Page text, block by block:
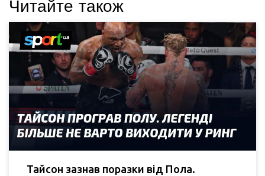
Читайте також
Тайсон зазнав поразки від Пола.